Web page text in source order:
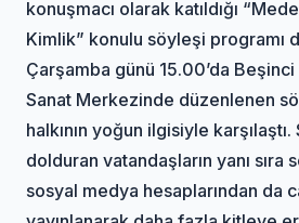
konuşmacı olarak katıldığı
Kimlik” konulu söyleşi programı
Çarşamba günü 15.00’da
Sanat Merkezinde düzenlenen
halkının yoğun ilgisiyle
dolduran vatandaşların yanı sıra
sosyal medya hesaplarından da